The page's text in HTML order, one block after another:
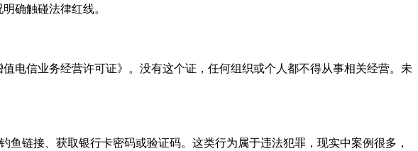
确触碰法律红线。
电信业务经营许可证》。没有这个证，任何组织或个人都不得从事相关经营。未
链接、获取银行卡密码或验证码。这类行为属于违法犯罪，现实中案例很多，